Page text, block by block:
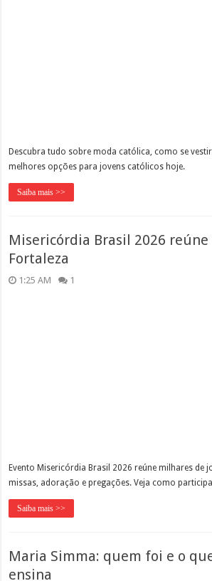
Descubra tudo sobre moda católica, como se
melhores opções para jovens católicos hoje.
Saiba mais >>
Misericórdia Brasil 2026
Fortaleza
1:25 AM 1
Evento Misericórdia Brasil 2026 reúne milhares de
missas, adoração e pregações. Veja como
Saiba mais >>
Maria Simma: quem foi e o
ensina